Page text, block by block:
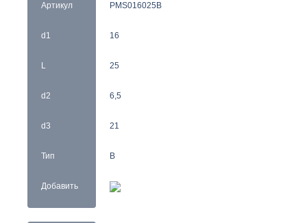
Артикул
d1
L
d2
d3
Тип
Добавить
PMS016025B
16
25
6,5
21
B